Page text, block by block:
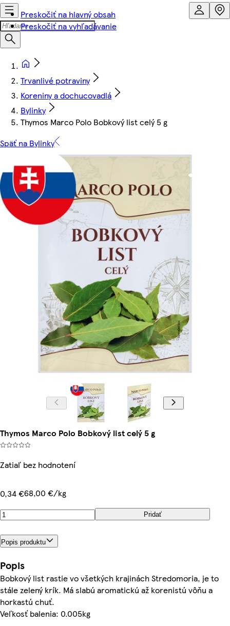
Preskočiť na hlavný obsah
Preskočiť na vyhľadávanie
Trvanlivé potraviny
Koreniny a dochucovadlá
Bylinky
Thymos Marco Polo Bobkový list celý 5 g
Späť na Bylinky
Thymos Marco Polo Bobkový list celý 5 g
Zatiaľ bez hodnotení
0,34 €68,00 €/kg
Pridať
Popis produktu
Popis
Bobkový list rastie vo všetkých krajinách Stredomoria, je to
stále zelený krík. Má slabú aromatickú až korenistú vôňu a
horkastú chuť.
Veľkosť balenia: 0.005kg